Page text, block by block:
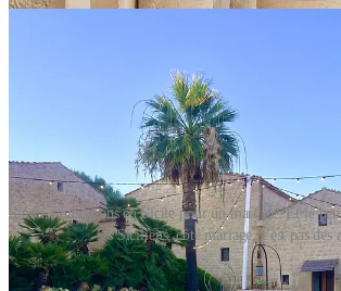
Sinon, nous étions en Sicile pour un mariage. Et je
les Siciliens, côté mariage, c'est pas des